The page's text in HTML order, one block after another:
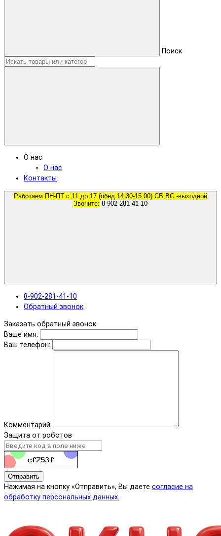
Поиск
О нас
О нас
Контакты
Работаем ПН-ПТ с 11 до 17 (обед 14:30-15:00) СБ,ВС -выходной
Звоните:
8-902-281-41-10
Обратный звонок
Заказать обратный звонок
Ваше имя:
Ваш телефон:
Комментарий:
Защита от роботов
Отправить
Нажимая на кнопку «Отправить», Вы даете согласие на
обработку персональных данных.